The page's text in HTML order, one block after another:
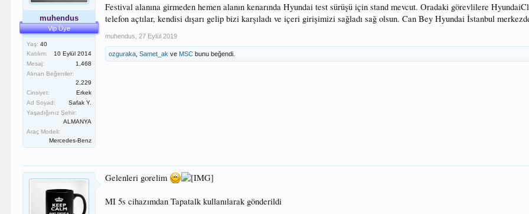
muhendus
Vip Üye
Yaş: 40
Katılım:
10 Eylül 2014
Mesaj:
1,468
Alınan Beğeniler:
2,229
Cinsiyet:
Erkek
Ad Soyad:
Safak Y.
Yaşadığınız Şehir:
ALMANYA
Araç Modeli:
Mercedes-Benz
Festival alanına girmeden hemen alanın kenarında Hyundai test sürüşü için stand mevcut. Oradaki görevlilere
telefon açtılar, kendisi dışarı gelip bizi karşıladı ve içeri girişimizi sağladı sağ olsun. Can Bey Hyundai İstanbul
muhendus 27 Eylül 2019
ozguraka ,Samet_ak ve MSC bunu beğendi.
Gelenleri gorelim
MI 5s cihazımdan Tapatalk kullanılarak gönderildi